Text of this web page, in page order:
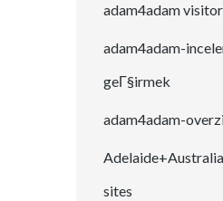
adam4adam
adam4adam-
geГ§irmek
adam4adam-
sites